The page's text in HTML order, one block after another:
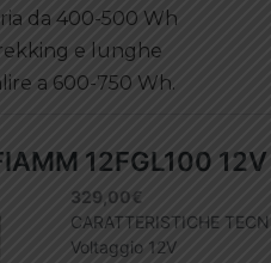
da 400-500 Wh
e lunghe
a 600-750 Wh.